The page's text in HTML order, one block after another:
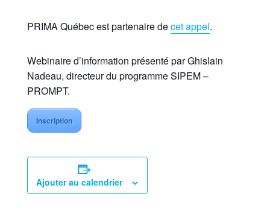
PRIMA Québec est partenaire decet appel.
Webinaire d’information présenté par Ghislain
Nadeau, directeur du programme SIPEM –
PROMPT.
Inscription
Ajouter au calendrier